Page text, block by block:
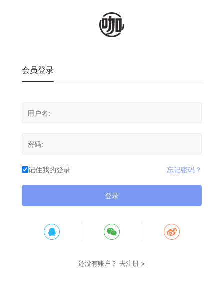
会员登录
记住我的登录 忘记密码？
登录
还没有账户？ 去注册 >